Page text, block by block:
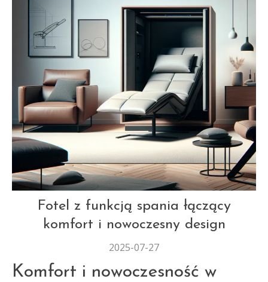
AUT
Fotel z funkcją spania łączący
komfort i nowoczesny design
2025-07-27
Komfort i nowoczesność w